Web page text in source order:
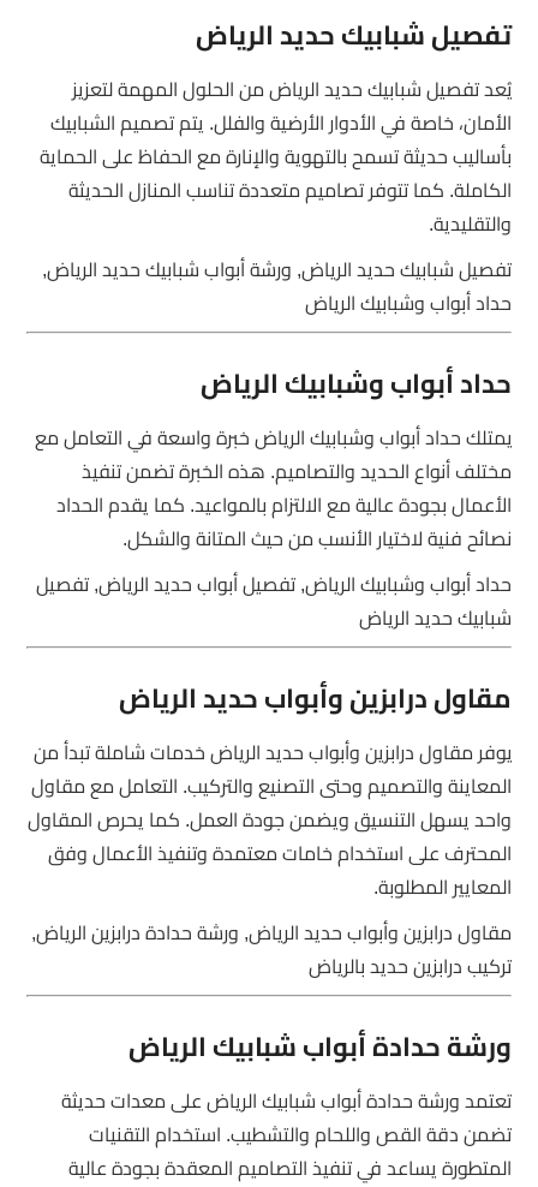
تفصيل شبابيك حديد الرياض
يُعد تفصيل شبابيك حديد الرياض من الحلول المهمة لتعزيز
الأمان، خاصة في الأدوار الأرضية والفلل. يتم تصميم الشبابيك
بأساليب حديثة تسمح بالتهوية والإنارة مع الحفاظ على الحماية
الكاملة. كما تتوفر تصاميم متعددة تناسب المنازل الحديثة
والتقليدية.
تفصيل شبابيك حديد الرياض, ورشة أبواب شبابيك حديد الرياض,
حداد أبواب وشبابيك الرياض
حداد أبواب وشبابيك الرياض
يمتلك حداد أبواب وشبابيك الرياض خبرة واسعة في التعامل مع
مختلف أنواع الحديد والتصاميم. هذه الخبرة تضمن تنفيذ
الأعمال بجودة عالية مع الالتزام بالمواعيد. كما يقدم الحداد
نصائح فنية لاختيار الأنسب من حيث المتانة والشكل.
حداد أبواب وشبابيك الرياض, تفصيل أبواب حديد الرياض, تفصيل
شبابيك حديد الرياض
مقاول درابزين وأبواب حديد الرياض
يوفر مقاول درابزين وأبواب حديد الرياض خدمات شاملة تبدأ من
المعاينة والتصميم وحتى التصنيع والتركيب. التعامل مع مقاول
واحد يسهل التنسيق ويضمن جودة العمل. كما يحرص المقاول
المحترف على استخدام خامات معتمدة وتنفيذ الأعمال وفق
المعايير المطلوبة.
مقاول درابزين وأبواب حديد الرياض, ورشة حدادة درابزين الرياض,
تركيب درابزين حديد بالرياض
ورشة حدادة أبواب شبابيك الرياض
تعتمد ورشة حدادة أبواب شبابيك الرياض على معدات حديثة
تضمن دقة القص واللحام والتشطيب. استخدام التقنيات
المتطورة يساعد في تنفيذ التصاميم المعقدة بجودة عالية